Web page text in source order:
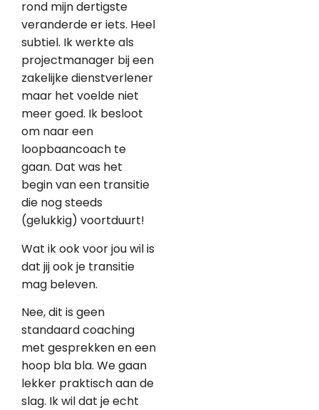
rond mijn dertigste
veranderde er iets. Heel
subtiel. Ik werkte als
projectmanager bij een
zakelijke dienstverlener
maar het voelde niet
meer goed. Ik besloot
om naar een
loopbaancoach te
gaan. Dat was het
begin van een transitie
die nog steeds
(gelukkig) voortduurt!
Wat ik ook voor jou wil is
dat jij ook je transitie
mag beleven.
Nee, dit is geen
standaard coaching
met gesprekken en een
hoop bla bla. We gaan
lekker praktisch aan de
slag. Ik wil dat je echt